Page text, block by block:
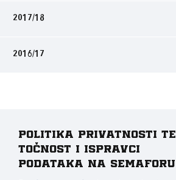
2017/18
2016/17
Politika privatnosti te
točnost i ispravci
podataka na Semaforu